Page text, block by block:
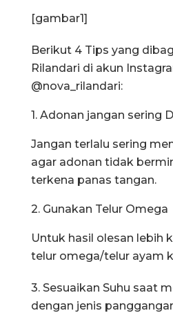
[gambar1]
Berikut 4 Tips yang
Rilandari di akun
@nova_rilandari:
1. Adonan jangan sering
Jangan terlalu sering
agar adonan tidak
terkena panas tangan.
2. Gunakan Telur Omega
Untuk hasil olesan lebih
telur omega/telur ayam
3. Sesuaikan Suhu saat
dengan jenis